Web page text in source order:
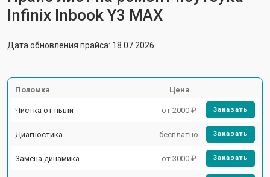
Infinix Inbook Y3 MAX
Дата обновления прайса: 18.07.2026
Поломка Цена
Чистка от пыли от 2000 ₽ Заказать
Диагностика бесплатно Заказать
Замена динамика от 3000 ₽ Заказать